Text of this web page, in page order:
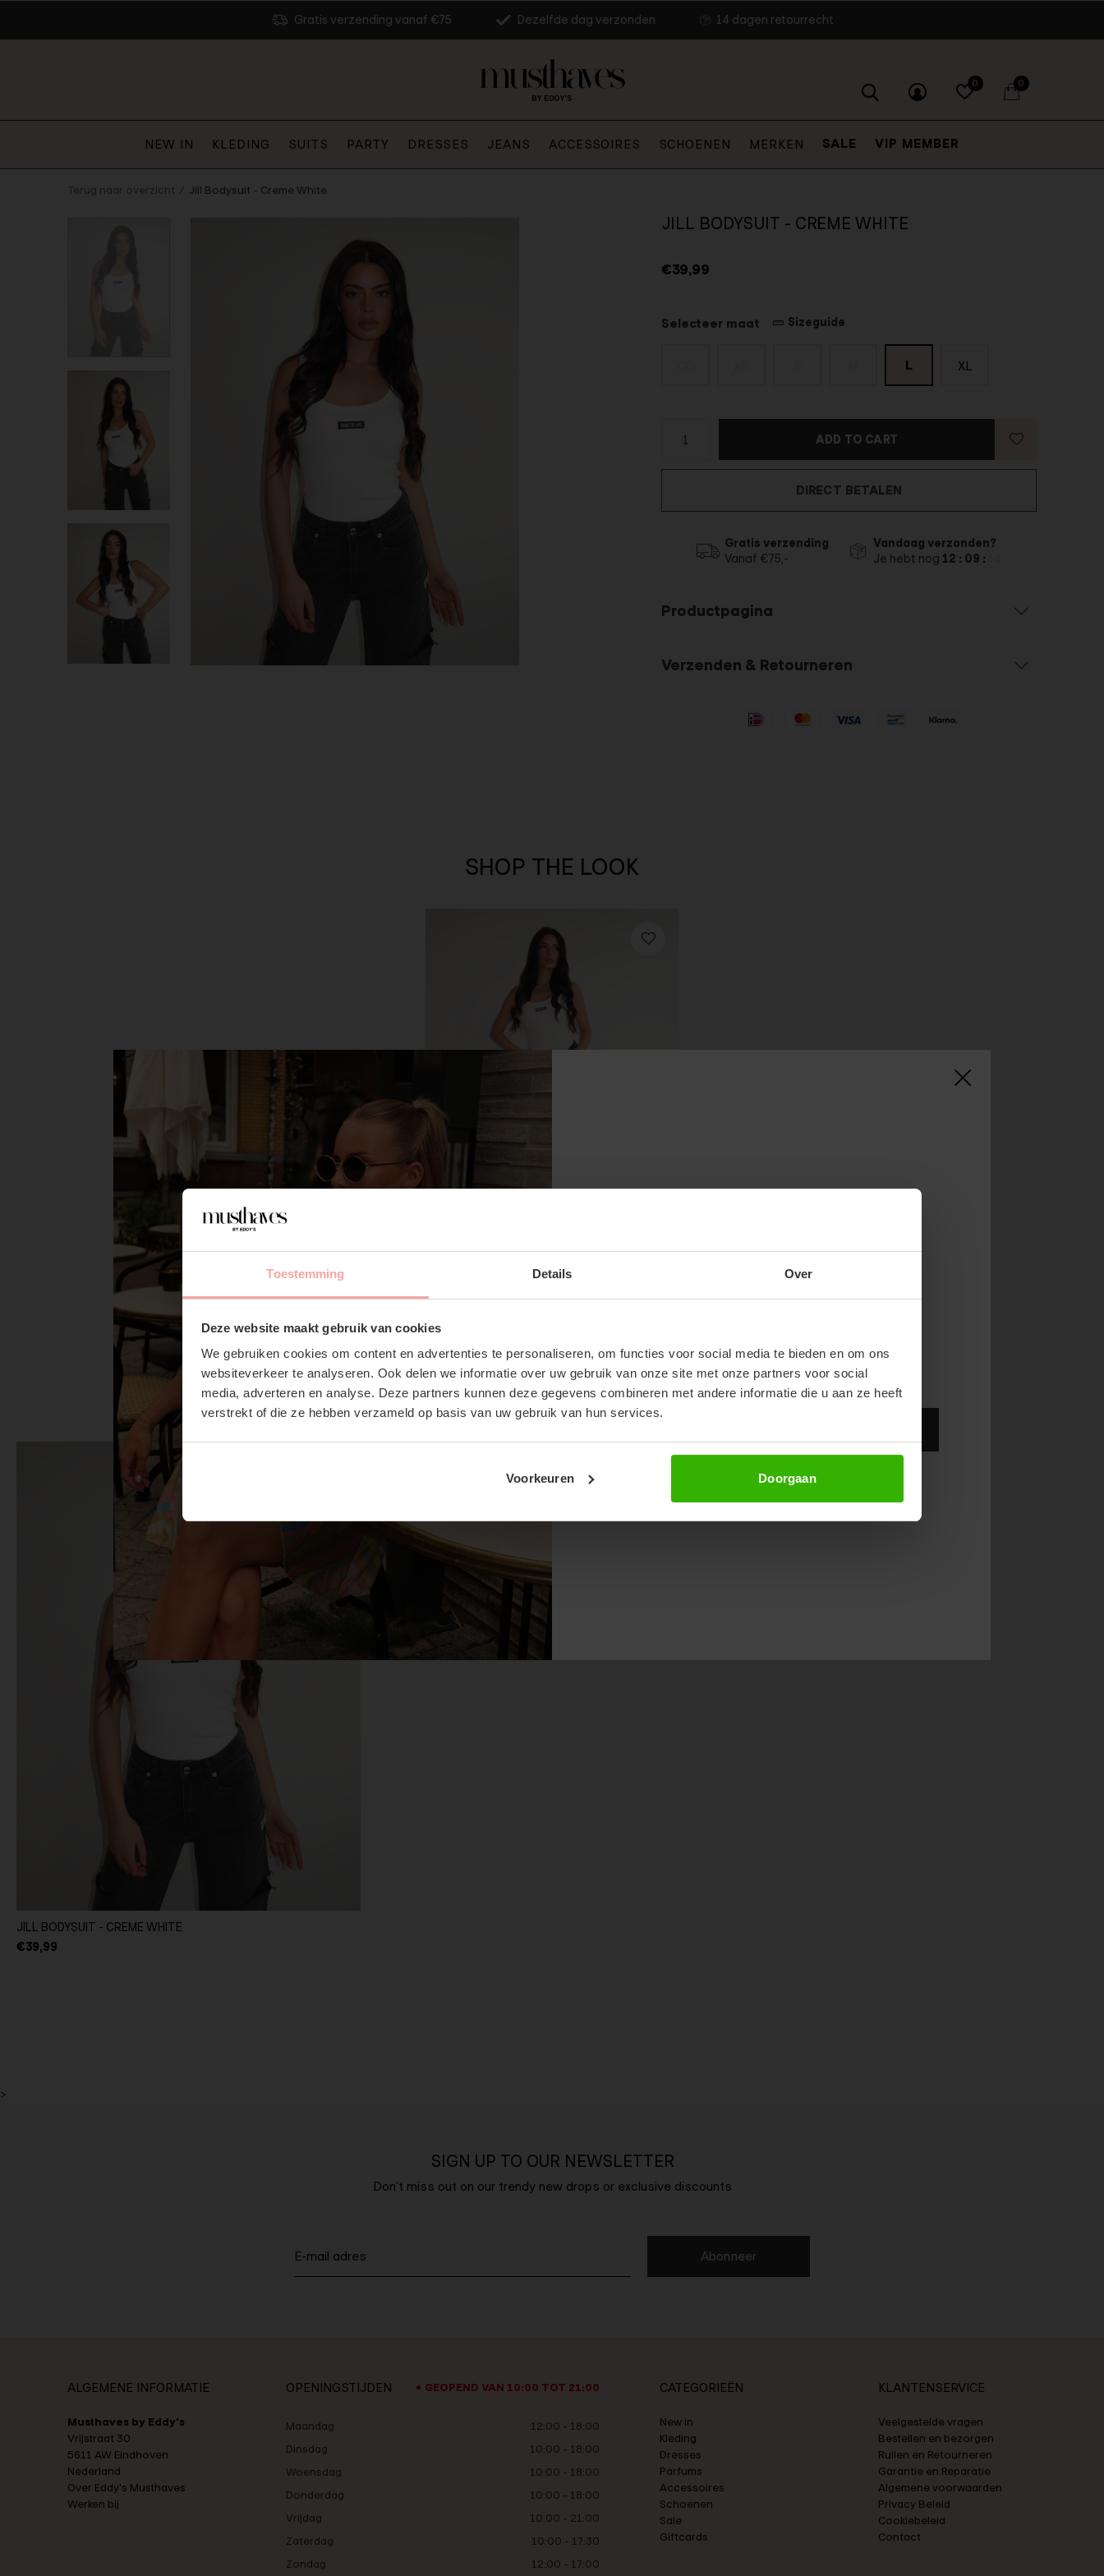
Toestemming Details Over
Deze website maakt gebruik van cookies
We gebruiken cookies om content en advertenties te personaliseren, om functies voor social media te bieden en om ons
websiteverkeer te analyseren. Ook delen we informatie over uw gebruik van onze site met onze partners voor social
media, adverteren en analyse. Deze partners kunnen deze gegevens combineren met andere informatie die u aan ze heeft
verstrekt of die ze hebben verzameld op basis van uw gebruik van hun services.
Voorkeuren Doorgaan
SUBSCRIBE NOW & GET 10%
NEW IN KLEDING SUITS PARTY DRESSES JEANS ACCESSOIRES SCHOENEN MERKEN SALE VIP MEMBER
0 0
Gratis verzending vanaf €75 Dezelfde dag verzonden 14 dagen retourrecht
Terug naar overzicht Jill Bodysuit - Creme White
JILL BODYSUIT - CREME WHITE
€39,99
Selecteer maat Sizeguide
L XL
ADD TO CART
DIRECT BETALEN
Gratis verzending
Vanaf €75,-
Vandaag verzonden?
Je hebt nog 12 : 09 :
Productpagina
Verzenden & Retourneren
SHOP THE LOOK
JUNE WIDE LEG JEANS - MID GREY
RECENTE ARTIKELEN
JILL BODYSUIT - CREME WHITE
€39,99
>
SIGN UP TO OUR NEWSLETTER
Don't miss out on our trendy new drops or exclusive discounts
Abonneer
ALGEMENE INFORMATIE
Musthaves by Eddy's
Vrijstraat 30
5611 AW Eindhoven
Nederland
Over Eddy's Musthaves
Werken bij
OPENINGSTIJDEN GEOPEND VAN 10:00 TOT 21:00
Maandag
12:00 - 18:00
Dinsdag
10:00 - 18:00
Woensdag
10:00 - 18:00
Donderdag
10:00 - 18:00
Vrijdag
10:00 - 21:00
Zaterdag
10:00 - 17:30
Zondag
12:00 - 17:00
CATEGORIEËN
New in
Kleding
Dresses
Parfums
Accessoires
Schoenen
Sale
Giftcards
KLANTENSERVICE
Veelgestelde vragen
Bestellen en bezorgen
Ruilen en Retourneren
Garantie en Reparatie
Algemene voorwaarden
Privacy Beleid
Cookiebeleid
Contact